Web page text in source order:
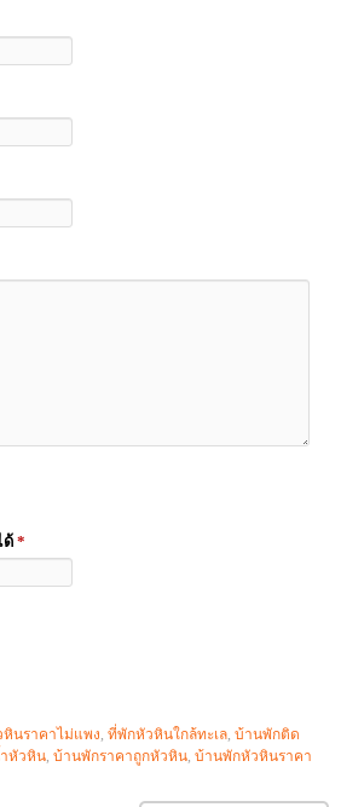
ด้ *
นราคาไม่แพง, ที่พักหัวหินใกล้ทะเล, บ้านพักติด
หัวหิน, บ้านพักราคาถูกหัวหิน, บ้านพักหัวหินราคา